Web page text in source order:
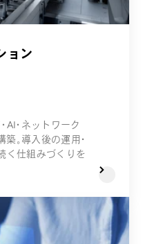
ョン
AI・ネットワーク
。導入後の運用・
く仕組みづくりを